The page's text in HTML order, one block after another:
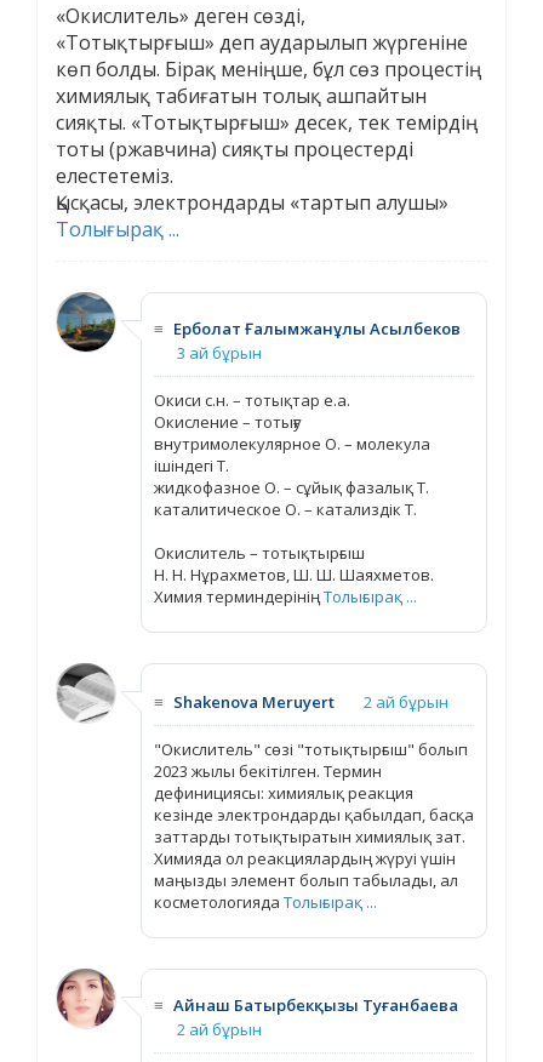
«Окислитель» деген сөзді,
«Тотықтырғыш» деп аударылып жүргеніне
көп болды. Бірақ меніңше, бұл сөз процестің
химиялық табиғатын толық ашпайтын
сияқты. «Тотықтырғыш» десек, тек темірдің
тоты (ржавчина) сияқты процестерді
елестетеміз.
Қысқасы, электрондарды «тартып алушы»
Толығырақ ...
≡ Ерболат Ғалымжанұлы Асылбеков
3 ай бұрын
Окиси с.н. – тотықтар е.а.
Окисление – тотығу
внутримолекулярное О. – молекула
ішіндегі Т.
жидкофазное О. – сұйық фазалық Т.
каталитическое О. – катализдік Т.
Окислитель – тотықтырғыш
Н. Н. Нұрахметов, Ш. Ш. Шаяхметов.
Химия терминдерініңТолығырақ ...
≡ Shakenova Meruyert 2 ай бұрын
"Окислитель" сөзі "тотықтырғыш" болып
2023 жылы бекітілген. Термин
дефинициясы: химиялық реакция
кезінде электрондарды қабылдап, басқа
заттарды тотықтыратын химиялық зат.
Химияда ол реакциялардың жүруі үшін
маңызды элемент болып табылады, ал
косметологияда Толығырақ ...
≡ Айнаш Батырбекқызы Туғанбаева
2 ай бұрын